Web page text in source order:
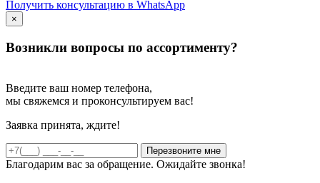
Получить консультацию в WhatsApp
×
Возникли вопросы по ассортименту?
Введите ваш номер телефона,
мы свяжемся и проконсультируем вас!
Заявка принята, ждите!
Благодарим вас за обращение. Ожидайте звонка!